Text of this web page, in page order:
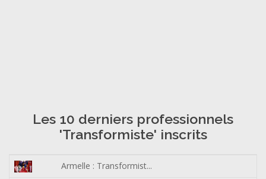
Les 10 derniers professionnels
'Transformiste' inscrits
Armelle : Transformist...